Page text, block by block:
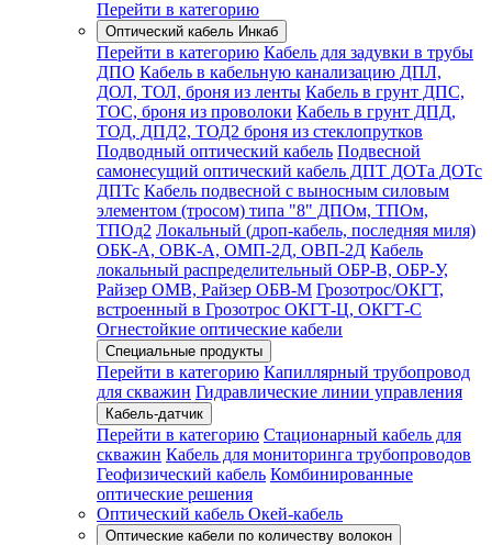
Перейти в категорию
Оптический кабель Инкаб
Перейти в категорию Кабель для задувки в трубы
ДПО Кабель в кабельную канализацию ДПЛ,
ДОЛ, ТОЛ, броня из ленты Кабель в грунт ДПС,
ТОС, броня из проволоки Кабель в грунт ДПД,
ТОД, ДПД2, ТОД2 броня из стеклопрутков
Подводный оптический кабель Подвесной
самонесущий оптический кабель ДПТ ДОТа ДОТс
ДПТс Кабель подвесной с выносным силовым
элементом (тросом) типа "8" ДПОм, ТПОм,
ТПОд2 Локальный (дроп-кабель, последняя миля)
ОБК-А, ОВК-А, ОМП-2Д, ОВП-2Д Кабель
локальный распределительный ОБР-В, ОБР-У,
Райзер ОМВ, Райзер ОБВ-М Грозотрос/ОКГТ,
встроенный в Грозотрос ОКГТ-Ц, ОКГТ-С
Огнестойкие оптические кабели
Специальные продукты
Перейти в категорию Капиллярный трубопровод
для скважин Гидравлические линии управления
Кабель-датчик
Перейти в категорию Стационарный кабель для
скважин Кабель для мониторинга трубопроводов
Геофизический кабель Комбинированные
оптические решения
Оптический кабель Окей-кабель
Оптические кабели по количеству волокон